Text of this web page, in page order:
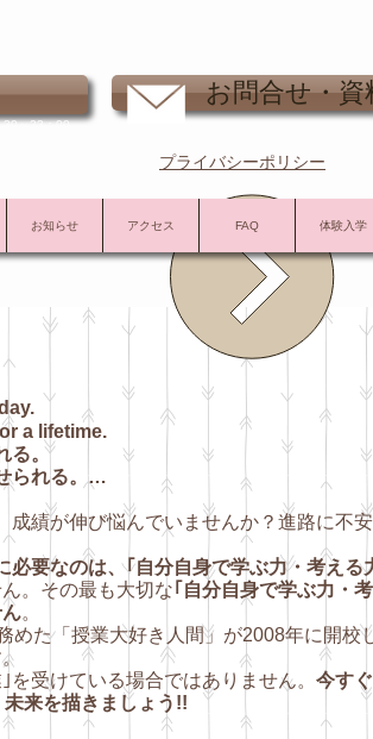
～23：00
お問合せ・資
プライバシーポリシー
お知らせ アクセス FAQ 体験入学
a lifetime.
る。
られる。…
績が伸び悩んでいませんか？進路に不
要なのは、｢自分自身で学ぶ力・考える
。その最も大切な｢自分自身で学ぶ力・
。
た「授業大好き人間」が2008年に開校
受けている場合ではありません。 今す
来を描きましょう!!